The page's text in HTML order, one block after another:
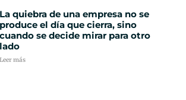
La quiebra de una empresa no se
produce el día que cierra, sino
cuando se decide mirar para otro
lado
Leer más